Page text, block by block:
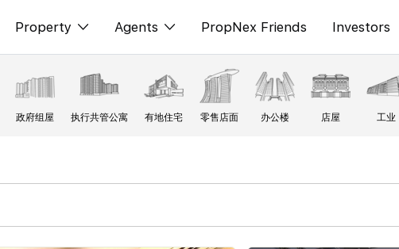
Property
购买
出售
新发展项目
Agents
NexLevel Advantage
Success Hub
PWS Agent
PropNex Friends Investors
政府组屋 执行共管公寓 有地住宅 零售店面 办公楼 店屋 工业